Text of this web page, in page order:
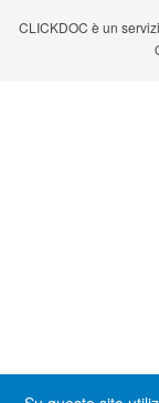
CLICKDOC è un